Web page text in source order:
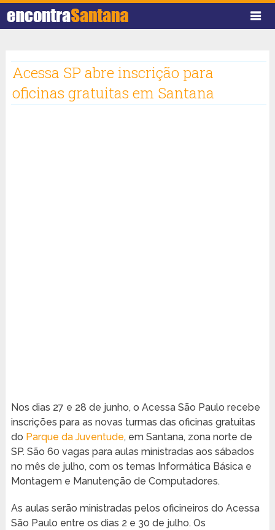
Acessa SP abre inscrição para
oficinas gratuitas em Santana
Nos dias 27 e 28 de junho, o Acessa São Paulo recebe
inscrições para as novas turmas das oficinas gratuitas
do Parque da Juventude, em Santana, zona norte de
SP. São 60 vagas para aulas ministradas aos sábados
no mês de julho, com os temas Informática Básica e
Montagem e Manutenção de Computadores.
As aulas serão ministradas pelos oficineiros do Acessa
São Paulo entre os dias 2 e 30 de julho. Os